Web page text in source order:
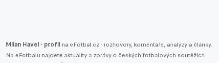
Milan Havel - profil na eFotbal.cz - rozhovory, komentáře, analýzy a články.
Na eFotbalu najdete aktuality a zprávy o českých fotbalových soutěžích